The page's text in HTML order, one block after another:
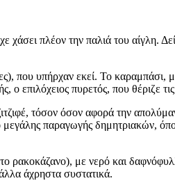
χάσει πλέον την παλιά του αίγλη.
που υπήρχαν εκεί. Το
επιλόχειος πυρετός, που θέριζε
τόσον όσον αφορά την
παραγωγής δημητριακών,
με νερό και
άχρηστα συστατικά.